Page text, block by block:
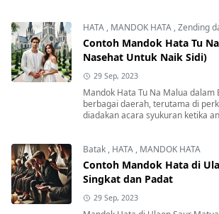
HATA , MANDOK HATA ,Zending
Contoh Mandok Hata Tu
Nasehat Untuk Naik Sidi)
29 Sep, 2023
Mandok Hata Tu Na Malua dalam
berbagai daerah, terutama di
diadakan acara syukuran ketika
Batak , HATA , MANDOK HATA
Contoh Mandok Hata di
Singkat dan Padat
29 Sep, 2023